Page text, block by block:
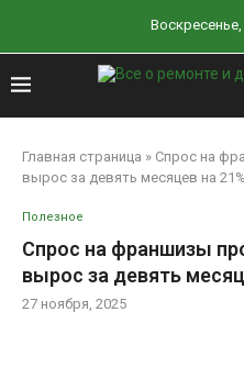
Воскресенье,
Главная страница » Cпрос на
вырос за девять месяцев на 21%
Полезное
Cпрос на франшизы
вырос за девять
27 ноября, 2025